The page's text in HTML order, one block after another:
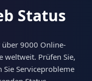
Status
über 9000 Online-
weltweit. Prüfen Sie,
Serviceprobleme